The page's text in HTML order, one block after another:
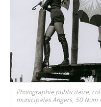
Photographie publicitaire,
municipales Angers, 50 Num